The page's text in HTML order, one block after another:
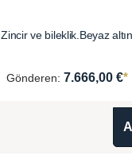
Zincir ve bileklik.Beyaz altın
Gönderen: 7.666,00 €*